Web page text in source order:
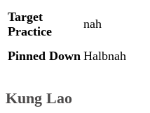
Target
Practice
nah
Pinned Down Halbnah
Kung Lao